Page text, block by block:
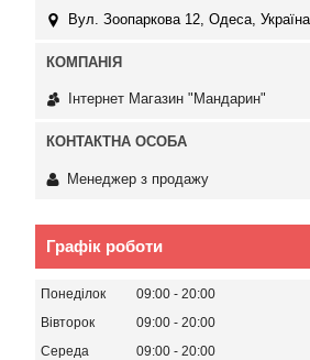
Вул. Зоопаркова 12, Одеса, Україна
Інтернет Магазин "Мандарин"
Менеджер з продажу
Графік роботи
Понеділок 09:00
20:00
Вівторок
09:00
20:00
Середа
09:00
20:00